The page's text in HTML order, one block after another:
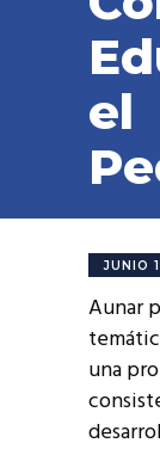
el
JUNIO
Aunar
una